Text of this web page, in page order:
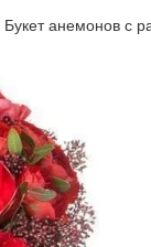
Букет анемонов с